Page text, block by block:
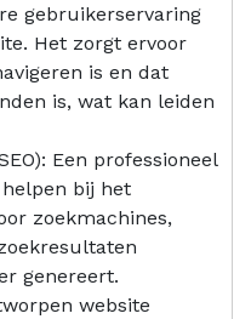
gebruikerservaring
Het zorgt ervoor
is en dat
is, wat kan leiden
Een professioneel
bij het
zoekmachines,
genereert.
website